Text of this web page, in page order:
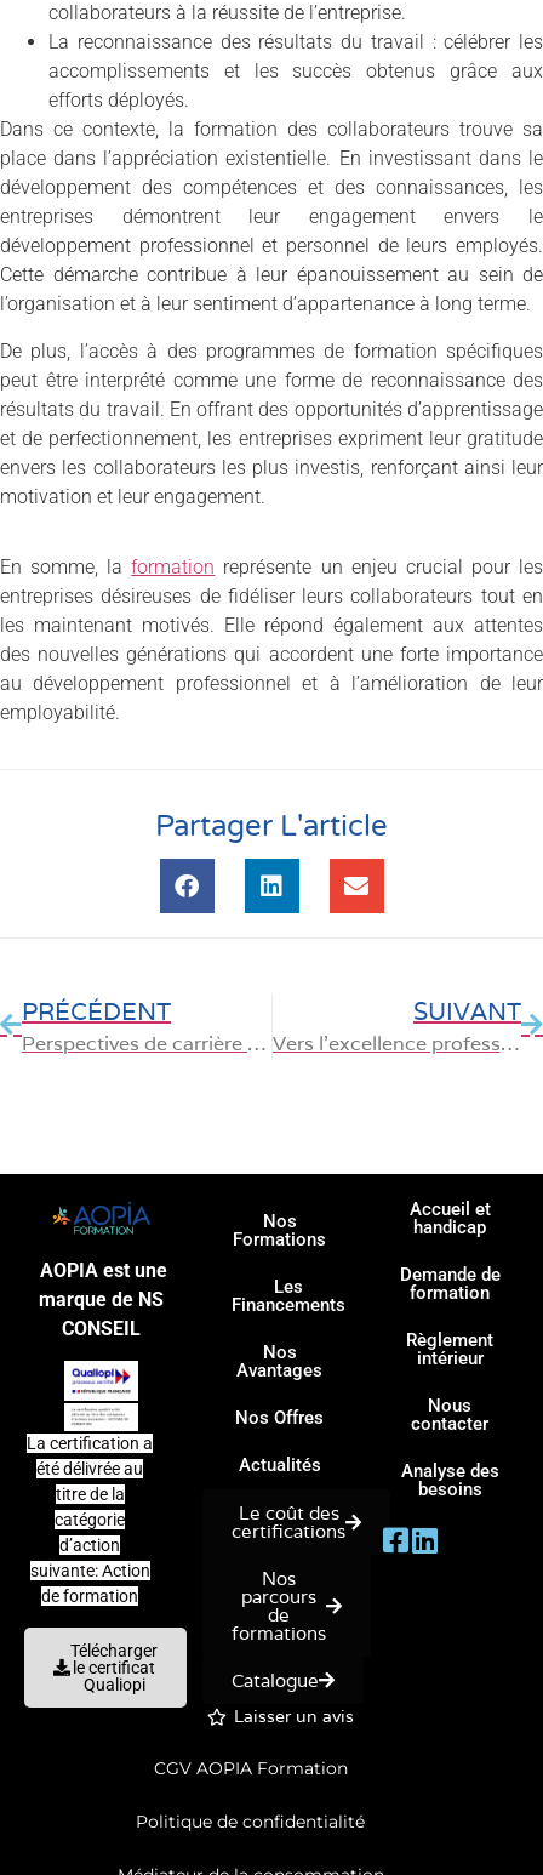
collaborateurs à la réussite de l’entreprise.
La reconnaissance des résultats du travail : célébrer les
accomplissements et les succès obtenus grâce aux
efforts déployés.
Dans ce contexte, la formation des collaborateurs trouve sa
place dans l’appréciation existentielle. En investissant dans le
développement des compétences et des connaissances, les
entreprises démontrent leur engagement envers le
développement professionnel et personnel de leurs employés.
Cette démarche contribue à leur épanouissement au sein de
l’organisation et à leur sentiment d’appartenance à long terme.
De plus, l’accès à des programmes de formation spécifiques
peut être interprété comme une forme de reconnaissance des
résultats du travail. En offrant des opportunités d’apprentissage
et de perfectionnement, les entreprises expriment leur gratitude
envers les collaborateurs les plus investis, renforçant ainsi leur
motivation et leur engagement.
En somme, laformation représente un enjeu crucial pour les
entreprises désireuses de fidéliser leurs collaborateurs tout en
les maintenant motivés. Elle répond également aux attentes
des nouvelles générations qui accordent une forte importance
au développement professionnel et à l’amélioration de leur
employabilité.
Partager L'article
PRÉCÉDENT
Perspectives de carrière suite à une formation Excel
SUIVANT
Vers l’excellence professionnelle : les clés de l’employabilité
AOPIA est une
marque de NS
CONSEIL
La certification a
été délivrée au
titre de la
catégorie
d’action
suivante: Action
de formation
Télécharger
le certificat
Qualiopi
Nos
Formations
Les
Financements
Nos
Avantages
Nos Offres
Actualités
Le coût des
certifications
Nos
parcours
de
formations
Catalogue
Laisser un avis
Accueil et
handicap
Demande de
formation
Règlement
intérieur
Nous
contacter
Analyse des
besoins
CGV AOPIA Formation
Politique de confidentialité